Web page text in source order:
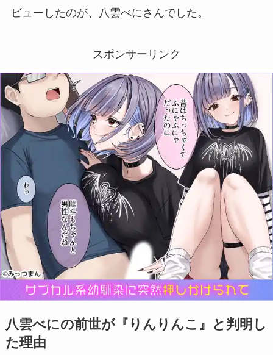
ビューしたのが、八雲べにさんでした。
スポンサーリンク
八雲べにの前世が『りんりんこ』と判明し
た理由